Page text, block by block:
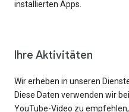
installierten Apps.
Ihre Aktivitäten
Wir erheben in unseren
Diese Daten verwenden wir
YouTube-Video zu